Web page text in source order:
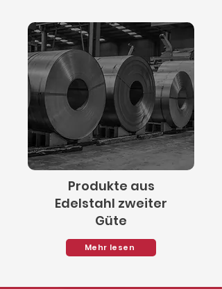
Produkte aus
Edelstahl zweiter
Güte
Mehr lesen